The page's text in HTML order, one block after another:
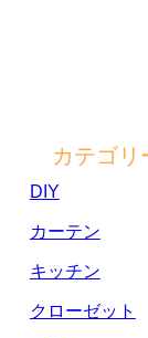
カテゴリ
DIY
カーテン
キッチン
クローゼット